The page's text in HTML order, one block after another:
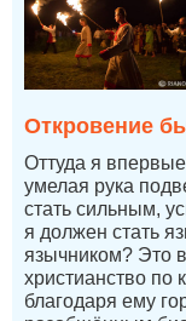
Откровение
Оттуда я
умелая рука
стать сильным,
я должен стать
язычником? Это
христианство по
благодаря ему